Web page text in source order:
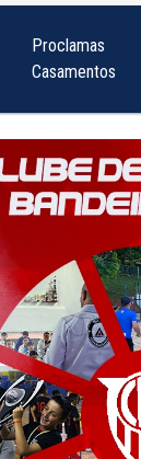
Proclamas
Casamentos